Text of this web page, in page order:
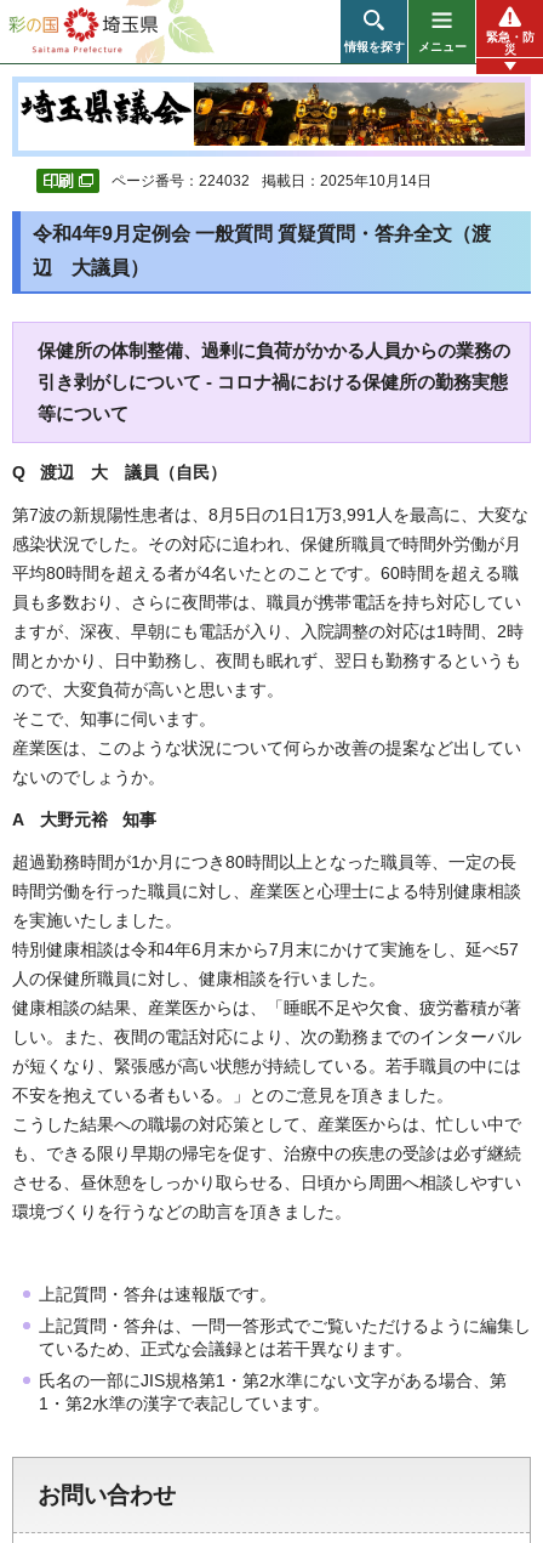
彩の国 埼玉県
情報を探す メニュー
緊急・防
災
ページ番号：224032 掲載日：2025年10月14日
令和4年9月定例会 一般質問 質疑質問・答弁全文（渡
辺 大議員）
保健所の体制整備、過剰に負荷がかかる人員からの業務の
引き剥がしについて - コロナ禍における保健所の勤務実態
等について
Q 渡辺 大 議員（自民）
第7波の新規陽性患者は、8月5日の1日1万3,991人を最高に、大変な
感染状況でした。その対応に追われ、保健所職員で時間外労働が月
平均80時間を超える者が4名いたとのことです。60時間を超える職
員も多数おり、さらに夜間帯は、職員が携帯電話を持ち対応してい
ますが、深夜、早朝にも電話が入り、入院調整の対応は1時間、2時
間とかかり、日中勤務し、夜間も眠れず、翌日も勤務するというも
ので、大変負荷が高いと思います。
そこで、知事に伺います。
産業医は、このような状況について何らか改善の提案など出してい
ないのでしょうか。
A 大野元裕 知事
超過勤務時間が1か月につき80時間以上となった職員等、一定の長
時間労働を行った職員に対し、産業医と心理士による特別健康相談
を実施いたしました。
特別健康相談は令和4年6月末から7月末にかけて実施をし、延べ57
人の保健所職員に対し、健康相談を行いました。
健康相談の結果、産業医からは、「睡眠不足や欠食、疲労蓄積が著
しい。また、夜間の電話対応により、次の勤務までのインターバル
が短くなり、緊張感が高い状態が持続している。若手職員の中には
不安を抱えている者もいる。」とのご意見を頂きました。
こうした結果への職場の対応策として、産業医からは、忙しい中で
も、できる限り早期の帰宅を促す、治療中の疾患の受診は必ず継続
させる、昼休憩をしっかり取らせる、日頃から周囲へ相談しやすい
環境づくりを行うなどの助言を頂きました。
上記質問・答弁は速報版です。
上記質問・答弁は、一問一答形式でご覧いただけるように編集し
ているため、正式な会議録とは若干異なります。
氏名の一部にJIS規格第1・第2水準にない文字がある場合、第
1・第2水準の漢字で表記しています。
お問い合わせ